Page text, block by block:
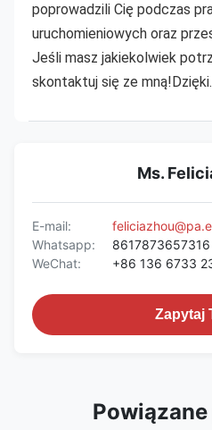
poprowadzili Cię podczas
uruchomieniowych oraz
Jeśli masz jakiekolwiek
skontaktuj się ze mną!Dzięki.
Ms.
E-mail:
Whatsapp:
8617873657316
WeChat:
+86 136 6733
Zapytaj